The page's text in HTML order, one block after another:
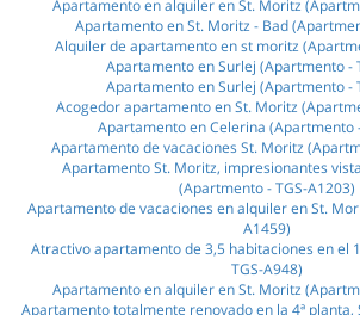
Apartamento en alquiler en St. Moritz
Apartamento en St. Moritz - Bad
Alquiler de apartamento en st moritz
Apartamento en Surlej (Apartmento -
Apartamento en Surlej (Apartmento -
Acogedor apartamento en St. Moritz
Apartamento en Celerina (Apartmento
Apartamento de vacaciones St. Moritz
Apartamento St. Moritz, impresionantes
(Apartmento - TGS-A1203)
Apartamento de vacaciones en alquiler en St.
A1459)
Atractivo apartamento de 3,5 habitaciones en el
TGS-A948)
Apartamento en alquiler en St. Moritz
Apartamento totalmente renovado en la 4ª